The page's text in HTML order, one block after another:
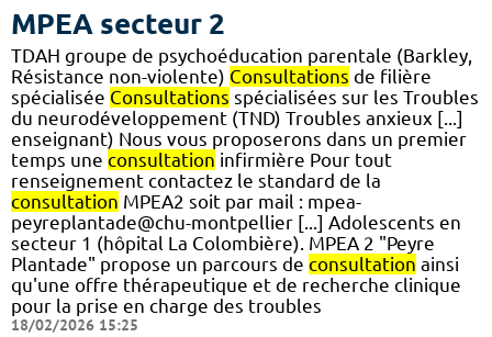
MPEA secteur 2
TDAH groupe de psychoéducation parentale (Barkley,
Résistance non-violente) Consultations de filière
spécialisée Consultations spécialisées sur les Troubles
du neurodéveloppement (TND) Troubles anxieux [...]
enseignant) Nous vous proposerons dans un premier
temps une consultation infirmière Pour tout
renseignement contactez le standard de la
consultation MPEA2 soit par mail : mpea-
peyreplantade@chu-montpellier [...] Adolescents en
secteur 1 (hôpital La Colombière). MPEA 2 "Peyre
Plantade" propose un parcours de consultation ainsi
qu'une offre thérapeutique et de recherche clinique
pour la prise en charge des troubles
18/02/2026 15:25